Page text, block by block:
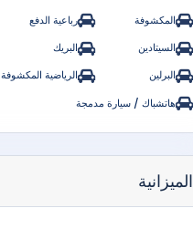
المكشوفة رباعية الدفع
السيتادين
البريك
البرلين
الرياضية المكشوفة
هاتشباك / سيارة مدمجة
الميزانية